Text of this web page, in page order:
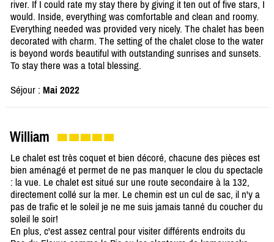
river. If I could rate my stay there by giving it ten out of five stars, I
would. Inside, everything was comfortable and clean and roomy.
Everything needed was provided very nicely. The chalet has been
decorated with charm. The setting of the chalet close to the water
is beyond words beautiful with outstanding sunrises and sunsets.
To stay there was a total blessing.
Séjour : Mai 2022
William
Le chalet est très coquet et bien décoré, chacune des pièces est
bien aménagé et permet de ne pas manquer le clou du spectacle
: la vue. Le chalet est situé sur une route secondaire à la 132,
directement collé sur la mer. Le chemin est un cul de sac, il n'y a
pas de trafic et le soleil je ne me suis jamais tanné du coucher du
soleil le soir!
En plus, c'est assez central pour visiter différents endroits du